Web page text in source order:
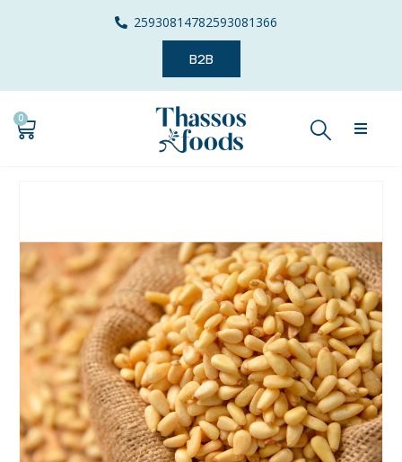
25930814782593081366
B2B
0